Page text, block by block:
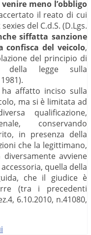
meno l’obbligo
il reato di cui
del C.d.S. (D.Lgs.
siffatta sanzione
confisca del veicolo,
del principio di
della legge sulla
affatto inciso sulla
ma si è limitata ad
qualificazione,
conservando
in presenza della
che la legittimano,
avviene
quella della
che il giudice è
(tra i precedenti
6.10.2010, n.41080,